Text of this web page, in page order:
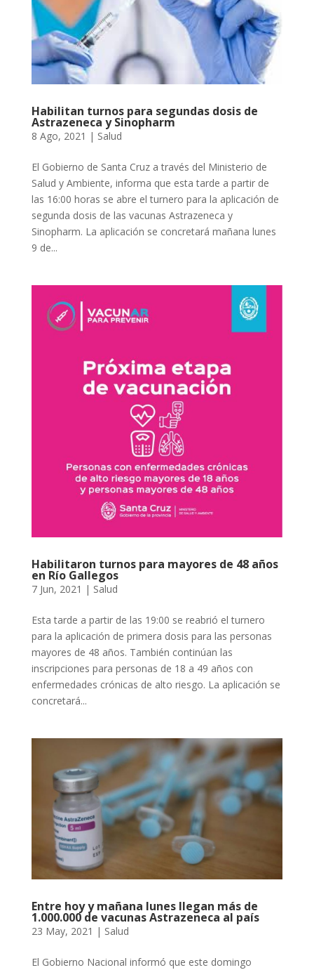
Habilitan turnos para segundas dosis de
Astrazeneca y Sinopharm
8 Ago, 2021 | Salud
El Gobierno de Santa Cruz a través del Ministerio de
Salud y Ambiente, informa que esta tarde a partir de
las 16:00 horas se abre el turnero para la aplicación de
segunda dosis de las vacunas Astrazeneca y
Sinopharm. La aplicación se concretará mañana lunes
9 de...
Habilitaron turnos para mayores de 48 años
en Río Gallegos
7 Jun, 2021 | Salud
Esta tarde a partir de las 19:00 se reabrió el turnero
para la aplicación de primera dosis para las personas
mayores de 48 años. También continúan las
inscripciones para personas de 18 a 49 años con
enfermedades crónicas de alto riesgo. La aplicación se
concretará...
Entre hoy y mañana lunes llegan más de
1.000.000 de vacunas Astrazeneca al país
23 May, 2021 | Salud
El Gobierno Nacional informó que este domingo